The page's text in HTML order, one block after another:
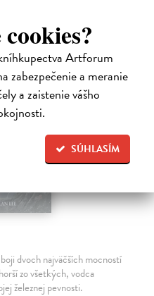
Artforum
zabezpečenie a meranie
a zaistenie vášho
SÚHLASÍM
na sklade
dvoch najväčších mocností
zo všetkých, vodca
železnej pevnosti.